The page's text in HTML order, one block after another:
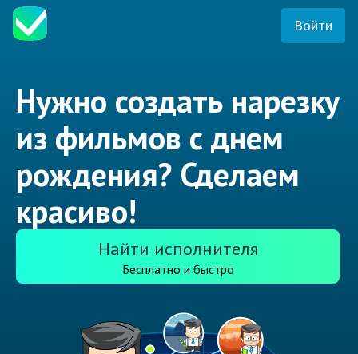
Войти
Нужно создать нарезку
из фильмов с днем
рождения? Сделаем
красиво!
Найти исполнителя
Бесплатно и быстро